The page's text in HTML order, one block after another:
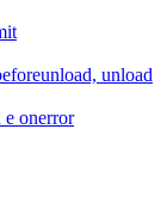
unload
e onerror